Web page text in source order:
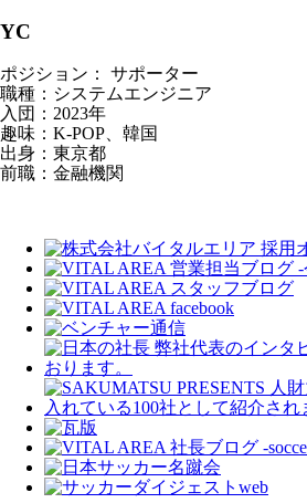
YC
ポジション： サポーター
職種：システムエンジニア
入団：2023年
趣味：K-POP、韓国
出身：東京都
前職：金融機関